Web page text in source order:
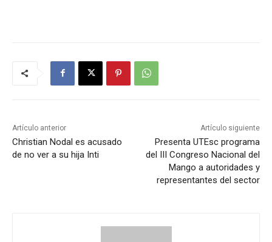
Artículo anterior
Christian Nodal es acusado
de no ver a su hija Inti
Artículo siguiente
Presenta UTEsc programa
del III Congreso Nacional del
Mango a autoridades y
representantes del sector